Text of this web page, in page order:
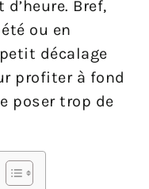
Bref,
ou en
décalage
profiter à fond
poser trop de